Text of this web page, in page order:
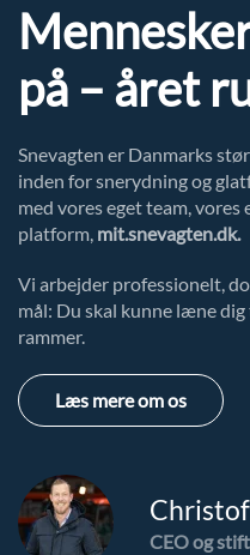
på – året
Snevagten er Danmarks
inden for snerydning og
med vores eget team, vores
platform, mit.snevagten.dk.
Vi arbejder professionelt,
mål: Du skal kunne læne
rammer.
Læs mere om os
CEO og